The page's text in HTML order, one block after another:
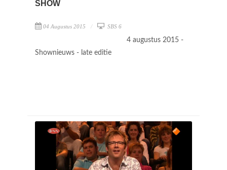
SHOW
04 Augustus 2015 SBS 6
4 augustus 2015 -
Shownieuws - late editie